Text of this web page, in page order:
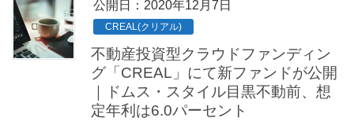
公開日： 2020年12月7日
CREAL(クリアル)
不動産投資型クラウドファンディン
グ「CREAL」にて新ファンドが公開
｜ドムス・スタイル目黒不動前、想
定年利は6.0パーセント